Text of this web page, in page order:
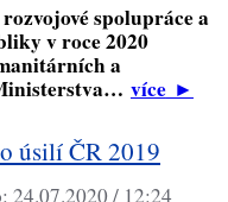
spolupráce a
v roce 2020
a
více►
úsilí ČR 2019
24.07.2020 / 12:24